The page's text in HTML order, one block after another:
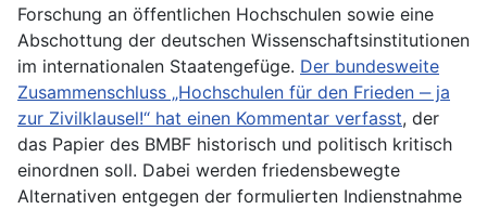
Forschung an öffentlichen Hochschulen sowie eine
Abschottung der deutschen Wissenschaftsinstitutionen
im internationalen Staatengefüge. Der bundesweite
Zusammenschluss „Hochschulen für den Frieden ‒ ja
zur Zivilklausel!“ hat einen Kommentar verfasst, der
das Papier des BMBF historisch und politisch kritisch
einordnen soll. Dabei werden friedensbewegte
Alternativen entgegen der formulierten Indienstnahme